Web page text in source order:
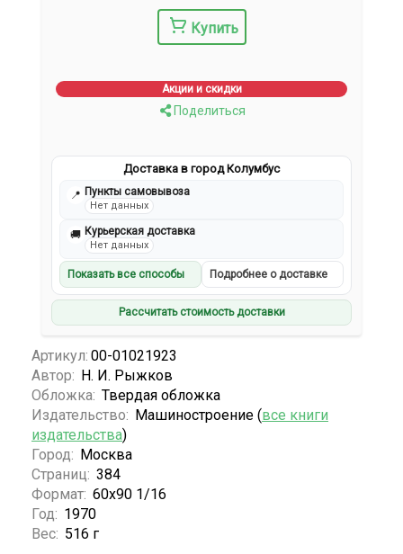
Купить
Акции и скидки
Поделиться
Доставка в город Колумбус
📍 Пункты самовывоза
Нет данных
🚚 Курьерская доставка
Нет данных
Показать все способы Подробнее о доставке
Рассчитать стоимость доставки
Артикул: 00-01021923
Автор: Н. И. Рыжков
Обложка: Твердая обложка
Издательство: Машиностроение (все книги
издательства)
Город: Москва
Страниц: 384
Формат: 60х90 1/16
Год: 1970
Вес: 516 г